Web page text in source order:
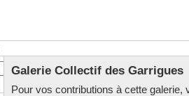
Galerie Collectif des Garrigues
Pour vos contributions à cette